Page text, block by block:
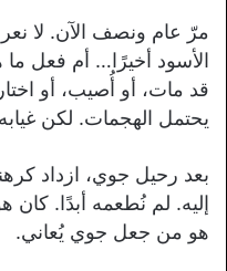
مرّ عام ونصف الآن. لا
الأسود أخيرًا… أم فعل
قد مات، أو أُصيب، أو
يحتمل الهجمات. لكن
بعد رحيل جوي، ازداد
إليه. لم نُطعمه أبدًا.
هو من جعل جوي يُعاني.